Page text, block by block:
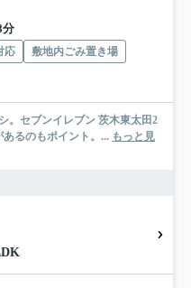
分
応
敷地内ごみ置き場
。セブンイレブン 茨木東太田2
るのもポイント。... もっと見